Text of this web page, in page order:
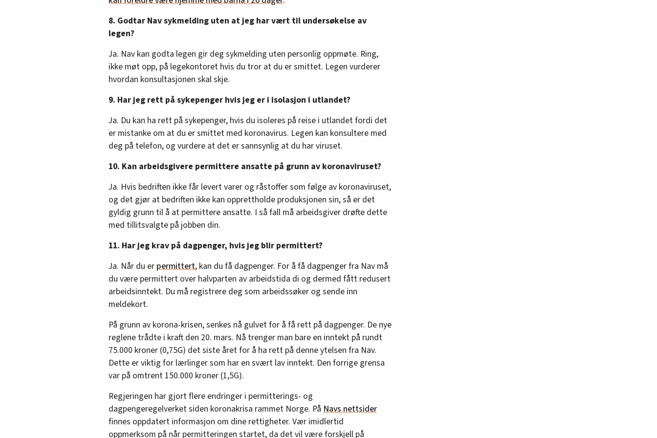
8. Godtar Nav sykmelding uten at jeg har vært til undersøkelse av
legen?
Ja. Nav kan godta legen gir deg sykmelding uten personlig oppmøte. Ring,
ikke møt opp, på legekontoret hvis du tror at du er smittet. Legen vurderer
hvordan konsultasjonen skal skje.
9. Har jeg rett på sykepenger hvis jeg er i isolasjon i utlandet?
Ja. Du kan ha rett på sykepenger, hvis du isoleres på reise i utlandet fordi det
er mistanke om at du er smittet med koronavirus. Legen kan konsultere med
deg på telefon, og vurdere at det er sannsynlig at du har viruset.
10. Kan arbeidsgivere permittere ansatte på grunn av koronaviruset?
Ja. Hvis bedriften ikke får levert varer og råstoffer som følge av koronaviruset,
og det gjør at bedriften ikke kan opprettholde produksjonen sin, så er det
gyldig grunn til å at permittere ansatte. I så fall må arbeidsgiver drøfte dette
med tillitsvalgte på jobben din.
11. Har jeg krav på dagpenger, hvis jeg blir permittert?
Ja. Når du er permittert, kan du få dagpenger. For å få dagpenger fra Nav må
du være permittert over halvparten av arbeidstida di og dermed fått redusert
arbeidsinntekt. Du må registrere deg som arbeidssøker og sende inn
meldekort.
På grunn av korona-krisen, senkes nå gulvet for å få rett på dagpenger. De nye
reglene trådte i kraft den 20. mars. Nå trenger man bare en inntekt på rundt
75.000 kroner (0,75G) det siste året for å ha rett på denne ytelsen fra Nav.
Dette er viktig for lærlinger som har en svært lav inntekt. Den forrige grensa
var på omtrent 150.000 kroner (1,5G).
Regjeringen har gjort flere endringer i permitterings- og
dagpengeregelverket siden koronakrisa rammet Norge. På Navs nettsider
finnes oppdatert informasjon om dine rettigheter. Vær imidlertid
oppmerksom på når permitteringen startet, da det vil være forskjell på